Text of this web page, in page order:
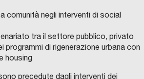
comunità negli interventi di social
tra il settore pubblico, privato
programmi di rigenerazione urbana con
housing
precedute dagli interventi dei